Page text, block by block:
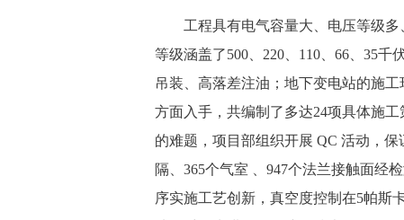
工程具有电气容量大、电压等级多
等级涵盖了500、220、110、66、35
吊装、高落差注油；地下变电站的施
方面入手，共编制了多达24项具体施
的难题，项目部组织开展 QC 活动，
隔、365个气室 、947个法兰接触面经
序实施工艺创新，真空度控制在5帕斯